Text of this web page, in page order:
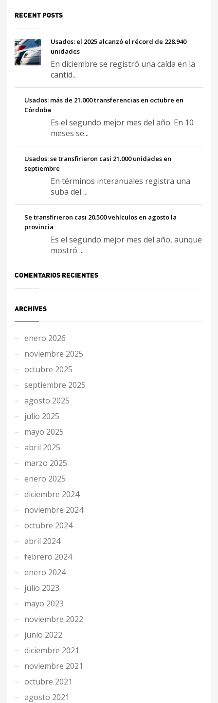
RECENT POSTS
Usados: el 2025 alcanzó el récord de 228.940
unidades
En diciembre se registró una caída en la
cantid...
Usados: más de 21.000 transferencias en octubre en
Córdoba
Es el segundo mejor mes del año. En 10
meses se...
Usados: se transfirieron casi 21.000 unidades en
septiembre
En términos interanuales registra una
suba del ...
Se transfirieron casi 20.500 vehículos en agosto la
provincia
Es el segundo mejor mes del año, aunque
mostró ...
COMENTARIOS RECIENTES
ARCHIVES
enero 2026
noviembre 2025
octubre 2025
septiembre 2025
agosto 2025
julio 2025
mayo 2025
abril 2025
marzo 2025
enero 2025
diciembre 2024
noviembre 2024
octubre 2024
abril 2024
febrero 2024
enero 2024
julio 2023
mayo 2023
noviembre 2022
junio 2022
diciembre 2021
noviembre 2021
octubre 2021
agosto 2021